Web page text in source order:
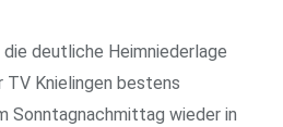
deutliche Heimniederlage
Knielingen bestens
Sonntagnachmittag wieder in